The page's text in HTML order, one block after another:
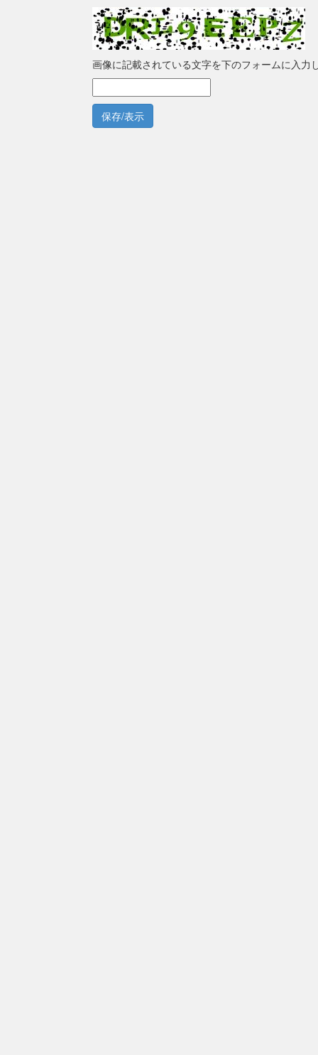
画像に記載されている文字を下のフォームに入力
保存/表示